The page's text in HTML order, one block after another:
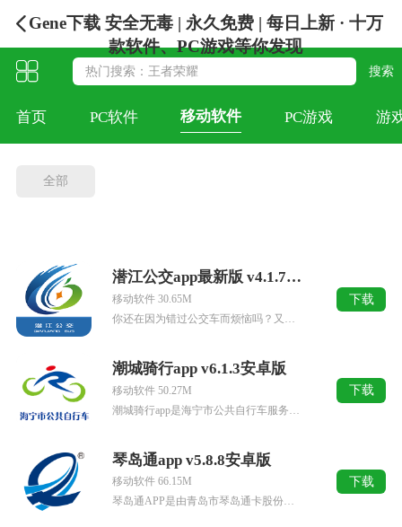
Gene下载 安全无毒 | 永久免费 | 每日上新 · 十万
款软件、PC游戏等你发现
首页 PC软件 移动软件 PC游戏 游
全部
潜江公交app最新版 v4.1.7安卓版
移动软件 30.65M
你还在因为错过公交车而烦恼吗？又或者是线下繁琐的公交卡操作流程带来的困扰吗？那么小编今天就为小伙伴带来潜江公交app最新版，它是由武汉译码当先科技有限公司专门为潜江本地用户量身定制的一款公交车出行服务...
下载
潮城骑行app v6.1.3安卓版
移动软件 50.27M
潮城骑行app是海宁市公共自行车服务有限公司专门为海宁市地区用户打造的一款公共自行车租还信息系统平台，该平台采用“零押金”模式，不需要进行超前预存，软件功能主要为海宁市民提供便捷的公共自行车站点位置查...
下载
琴岛通app v5.8.8安卓版
移动软件 66.15M
琴岛通APP是由青岛市琴岛通卡股份有限公司打造开发的一款便民服务生活实用应用软件，这是青岛琴岛通为旗下的便民卡琴岛通卡打造的一款线上APP服务软件，它可以为用户提供方便快捷的线上业务服务，包括NFC开...
下载